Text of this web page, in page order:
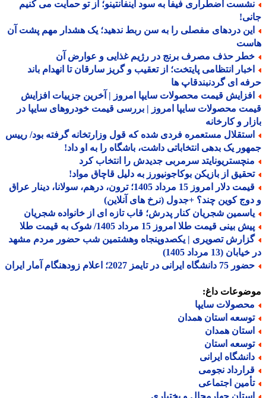
اضطراری فیفا به سود اینفانتینو؛ از تو حمایت می کنیم
دردهای مفصلی را به سن ربط ندهید؛ یک هشدار مهم پشت آن
حذف مصرف برنج در رژیم غذایی و عوارض آن
انتظامی پایتخت؛ از تعقیب و گریز سارقان تا انهدام باند
ای گردنبندقاپ ها
قیمت محصولات سایپا امروز | آخرین جزییات افزایش
محصولات سایپا امروز | بررسی قیمت خودروهای سایپا در
و کارخانه
مستعمره فردی شده که قول وزارتخانه گرفته بود/ رییس
یک بدهی انتخاباتی داشت، باشگاه را به او داد!
سرمربی جدیدش را انتخاب کرد
از بازیکن بوکاجونیورز به دلیل قاچاق مواد!
قیمت دلار امروز 15 مرداد 1405؛ ترون، درهم، سولانا، دینار عراق
کوین چند؟ +جدول (نرخ های آنلاین)
شجریان کنار پدرش؛ قاب تازه ای از خانواده شجریان
بینی قیمت طلا امروز 15 مرداد 1405/ شوک به قیمت طلا
تصویری | یکصدوپنجاه وهشتمین شب حضور مردم مشهد
(13 مرداد 1405)
ایرانی در تایمز 2027؛ اعلام زودهنگام آمار ایران
داغ:
سایپا
استان همدان
همدان
استان
ایرانی
نجومی
اجتماعی